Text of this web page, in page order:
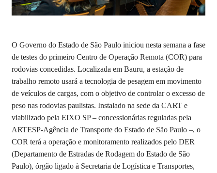
O Governo do Estado de São Paulo iniciou nesta semana a fase
de testes do primeiro Centro de Operação Remota (COR) para
rodovias concedidas. Localizada em Bauru, a estação de
trabalho remoto usará a tecnologia de pesagem em movimento
de veículos de cargas, com o objetivo de controlar o excesso de
peso nas rodovias paulistas. Instalado na sede da CART e
viabilizado pela EIXO SP – concessionárias reguladas pela
ARTESP-Agência de Transporte do Estado de São Paulo –, o
COR terá a operação e monitoramento realizados pelo DER
(Departamento de Estradas de Rodagem do Estado de São
Paulo), órgão ligado à Secretaria de Logística e Transportes,